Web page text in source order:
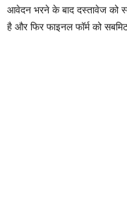
आवेदन भरने के बाद दस्तावेज को
है और फिर फाइनल फॉर्म को